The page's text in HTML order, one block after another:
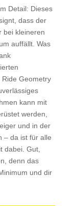
Detail: Dieses
dass der
bei kleineren
auffällt. Was
Geometry
kann mit
werden,
und in der
– da ist für alle
dabei. Gut,
denn das
und dir